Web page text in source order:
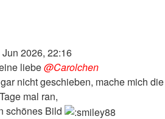
2026, 22:16
liebe@Carolchen
nicht geschieben, mache mich die
Tage mal ran,
schönes Bild